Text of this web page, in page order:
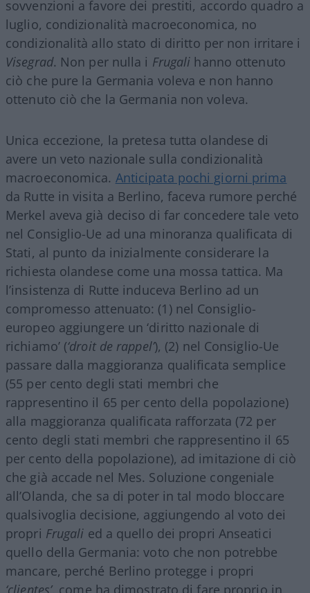
sovvenzioni a favore dei prestiti, accordo quadro a
luglio, condizionalità macroeconomica, no
condizionalità allo stato di diritto per non irritare i
Visegrad. Non per nulla i Frugali hanno ottenuto
ciò che pure la Germania voleva e non hanno
ottenuto ciò che la Germania non voleva.
Unica eccezione, la pretesa tutta olandese di
avere un veto nazionale sulla condizionalità
macroeconomica. Anticipata pochi giorni prima
da Rutte in visita a Berlino, faceva rumore perché
Merkel aveva già deciso di far concedere tale veto
nel Consiglio-Ue ad una minoranza qualificata di
Stati, al punto da inizialmente considerare la
richiesta olandese come una mossa tattica. Ma
l’insistenza di Rutte induceva Berlino ad un
compromesso attenuato: (1) nel Consiglio-
europeo aggiungere un ‘diritto nazionale di
richiamo’ (‘droit de rappel’), (2) nel Consiglio-Ue
passare dalla maggioranza qualificata semplice
(55 per cento degli stati membri che
rappresentino il 65 per cento della popolazione)
alla maggioranza qualificata rafforzata (72 per
cento degli stati membri che rappresentino il 65
per cento della popolazione), ad imitazione di ciò
che già accade nel Mes. Soluzione congeniale
all’Olanda, che sa di poter in tal modo bloccare
qualsivoglia decisione, aggiungendo al voto dei
propri Frugali ed a quello dei propri Anseatici
quello della Germania: voto che non potrebbe
mancare, perché Berlino protegge i propri
‘clientes’, come ha dimostrato di fare proprio in